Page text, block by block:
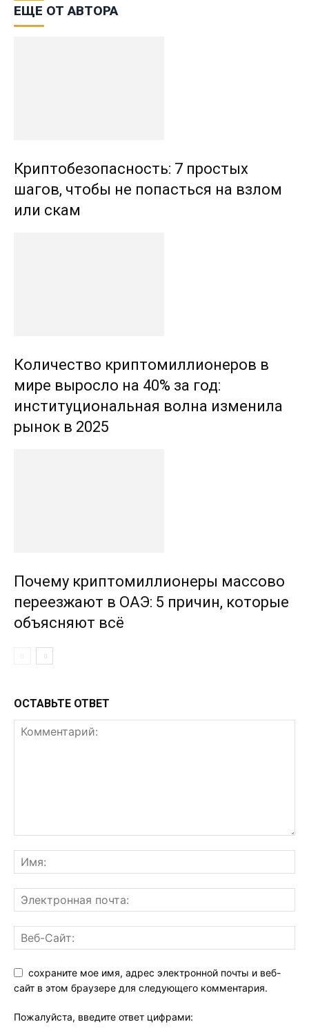
ЕЩЕ ОТ АВТОРА
Криптобезопасность: 7 простых
шагов, чтобы не попасться на взлом
или скам
Количество криптомиллионеров в
мире выросло на 40% за год:
институциональная волна изменила
рынок в 2025
Почему криптомиллионеры массово
переезжают в ОАЭ: 5 причин, которые
объясняют всё
ОСТАВЬТЕ ОТВЕТ
сохраните мое имя, адрес электронной почты и веб-
сайт в этом браузере для следующего комментария.
Пожалуйста, введите ответ цифрами: